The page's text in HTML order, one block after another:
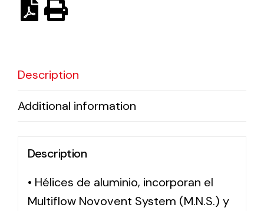
Description
Additional information
Description
• Hélices de aluminio, incorporan el
Multiflow Novovent System (M.N.S.) y